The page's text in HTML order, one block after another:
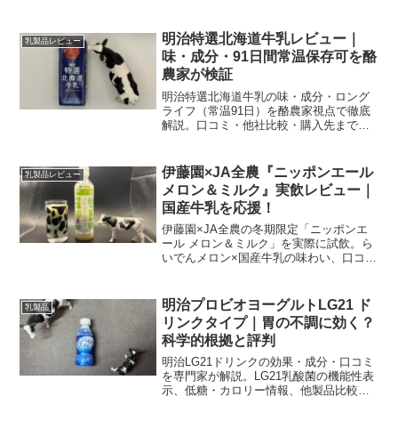
く解説します。
乳製品レビュー
明治特選北海道牛乳レビュー｜
味・成分・91日間常温保存可を酪
農家が検証
明治特選北海道牛乳の味・成分・ロング
ライフ（常温91日）を酪農家視点で徹底
解説。口コミ・他社比較・購入先まで分
乳製品レビュー
伊藤園×JA全農『ニッポンエール
メロン＆ミルク』実飲レビュー｜
国産牛乳を応援！
伊藤園×JA全農の冬期限定「ニッポンエ
ール メロン＆ミルク」を実際に試飲。ら
いでんメロン×国産牛乳の味わい、口コミ
乳製品
明治プロビオヨーグルトLG21 ド
リンクタイプ｜胃の不調に効く？
科学的根拠と評判
明治LG21ドリンクの効果・成分・口コミ
を専門家が解説。LG21乳酸菌の機能性表
示、低糖・カロリー情報、他製品比較と